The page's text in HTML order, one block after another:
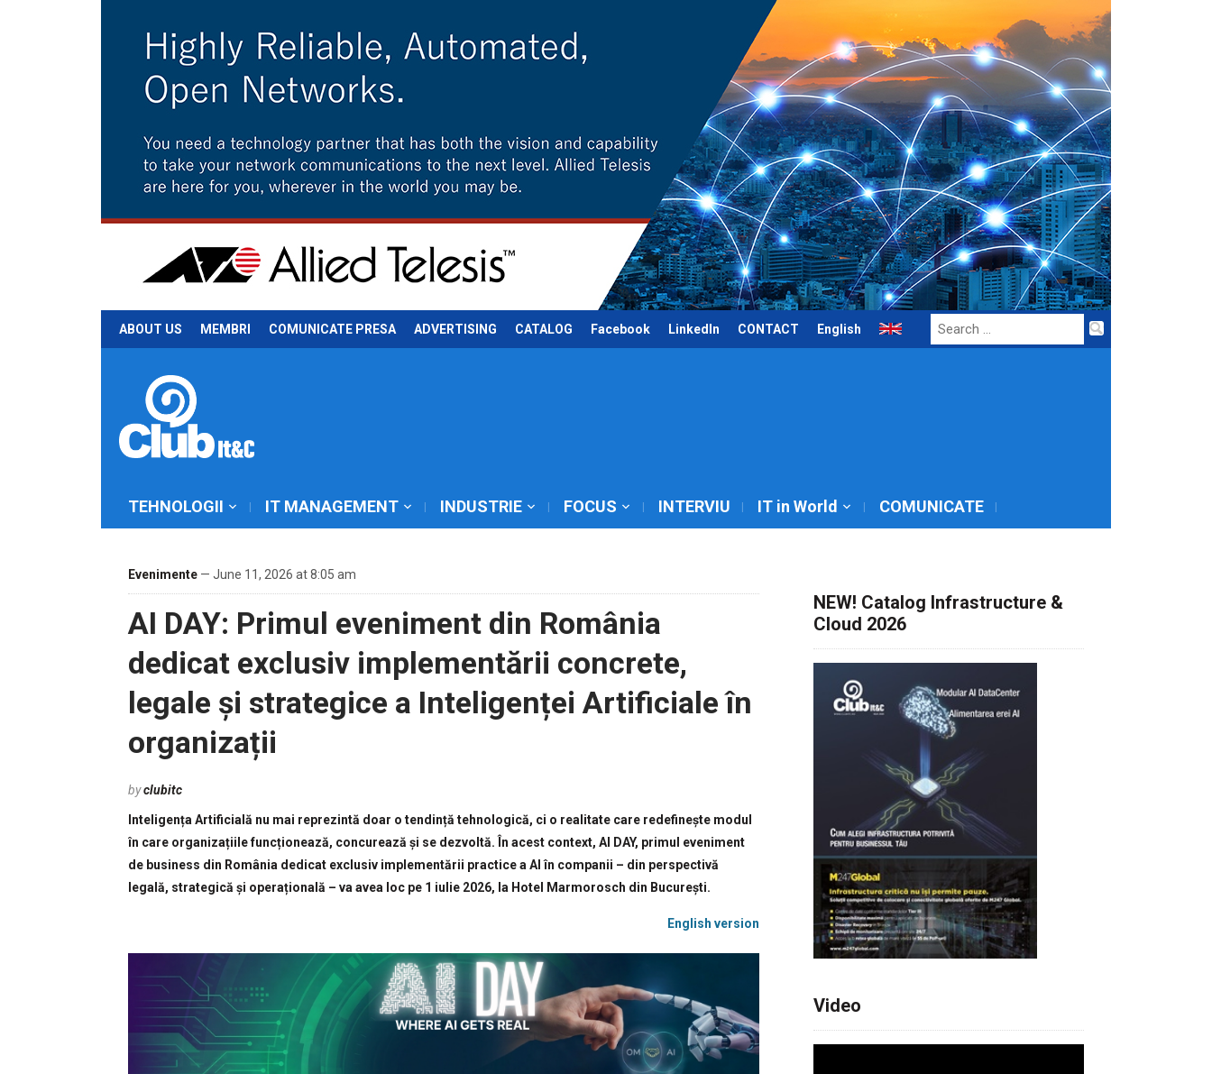
ABOUT US MEMBRI COMUNICATE PRESA ADVERTISING CATALOG Facebook LinkedIn CONTACT English
Search
for:
TEHNOLOGII IT MANAGEMENT INDUSTRIE FOCUS INTERVIU IT in World COMUNICATE
Evenimente — June 11, 2026 at 8:05 am
AI DAY: Primul eveniment din România
dedicat exclusiv implementării concrete,
legale și strategice a Inteligenței Artificiale în
organizații
byclubitc
Inteligența Artificială nu mai reprezintă doar o tendință tehnologică, ci o realitate care redefinește modul
în care organizațiile funcționează, concurează și se dezvoltă. În acest context, AI DAY, primul eveniment
de business din România dedicat exclusiv implementării practice a AI în companii – din perspectivă
legală, strategică și operațională – va avea loc pe 1 iulie 2026, la Hotel Marmorosch din București.
English version
NEW! Catalog Infrastructure &
Cloud 2026
Video